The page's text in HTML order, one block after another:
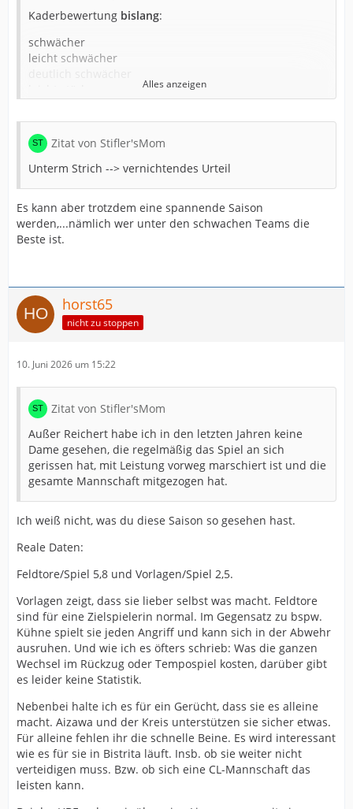
Kaderbewertung bislang:
schwächer
leicht schwächer
schwächer
schwächer
schwächer
schwächer
schwächer
gleich schwach
Alles anzeigen
Zitat von Stifler'sMom
Unterm Strich --> vernichtendes Urteil
Es kann aber trotzdem eine spannende Saison
werden,...nämlich wer unter den schwachen Teams die
Beste ist.
horst65
nicht zu stoppen
10. Juni 2026 um 15:22
Zitat von Stifler'sMom
Außer Reichert habe ich in den letzten Jahren keine
Dame gesehen, die regelmäßig das Spiel an sich
gerissen hat, mit Leistung vorweg marschiert ist und die
gesamte Mannschaft mitgezogen hat.
Ich weiß nicht, was du diese Saison so gesehen hast.
Reale Daten:
Feldtore/Spiel 5,8 und Vorlagen/Spiel 2,5.
Vorlagen zeigt, dass sie lieber selbst was macht. Feldtore
sind für eine Zielspielerin normal. Im Gegensatz zu bspw.
Kühne spielt sie jeden Angriff und kann sich in der Abwehr
ausruhen. Und wie ich es öfters schrieb: Was die ganzen
Wechsel im Rückzug oder Tempospiel kosten, darüber gibt
es leider keine Statistik.
Nebenbei halte ich es für ein Gerücht, dass sie es alleine
macht. Aizawa und der Kreis unterstützen sie sicher etwas.
Für alleine fehlen ihr die schnelle Beine. Es wird interessant
wie es für sie in Bistrita läuft. Insb. ob sie weiter nicht
verteidigen muss. Bzw. ob sich eine CL-Mannschaft das
leisten kann.